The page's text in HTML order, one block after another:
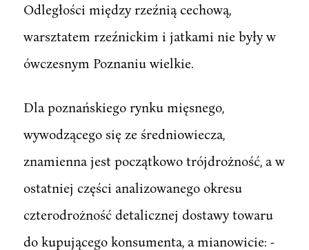
Odległości między rzeźnią cechową,
warsztatem rzeźnickim i jatkami nie były w
ówczesnym Poznaniu wielkie.
Dla poznańskiego rynku mięsnego,
wywodzącego się ze średniowiecza,
znamienna jest początkowo trójdrożność, a w
ostatniej części analizowanego okresu
czterodrożność detalicznej dostawy towaru
do kupującego konsumenta, a mianowicie: -